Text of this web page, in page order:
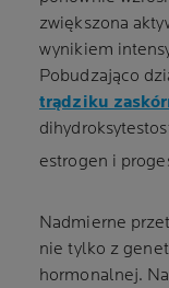
zwiększona
wynikiem
Pobudzająco
trądziku
estrogen i
Nadmierne
nie tylko z
hormonalnej.